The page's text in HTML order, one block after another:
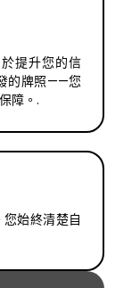
提升您的信
的牌照——您
障。.
始終清楚自